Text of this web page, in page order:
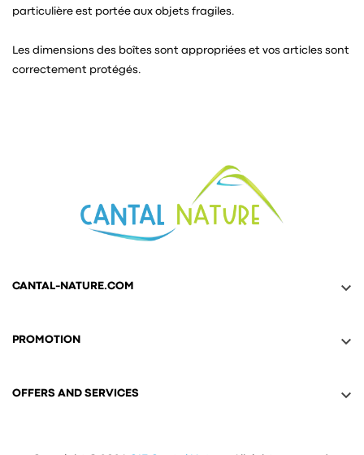
particulière est portée aux objets fragiles.
Les dimensions des boîtes sont appropriées et vos articles sont
correctement protégés.
CANTAL-NATURE.COM 
PROMOTION 
OFFERS AND SERVICES 